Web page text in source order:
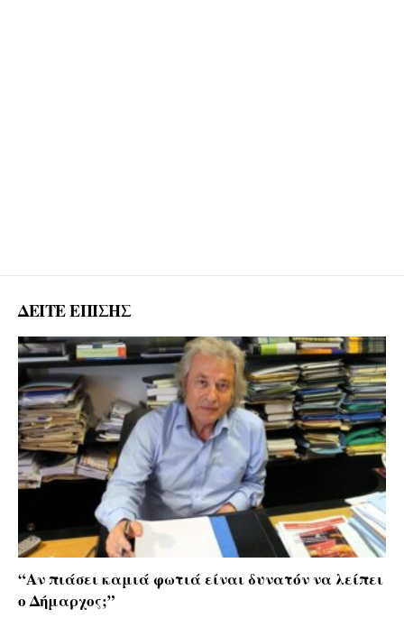
ΔΕΙΤΕ ΕΠΙΣΗΣ
“Αν πιάσει καμιά φωτιά είναι δυνατόν να λείπει
ο Δήμαρχος;”